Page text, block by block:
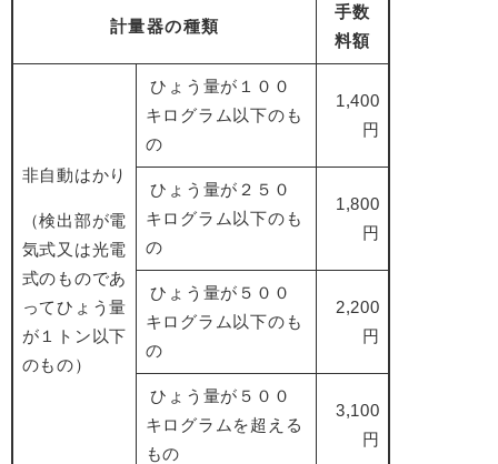
計量器の種類
手数
料額
非自動はかり
（検出部が電
気式又は光電
式のものであ
ってひょう量
が１トン以下
のもの）
ひょう量が１００
キログラム以下のも
の
1,400
円
ひょう量が２５０
キログラム以下のも
の
1,800
円
ひょう量が５００
キログラム以下のも
の
2,200
円
ひょう量が５００
キログラムを超える
もの
3,100
円